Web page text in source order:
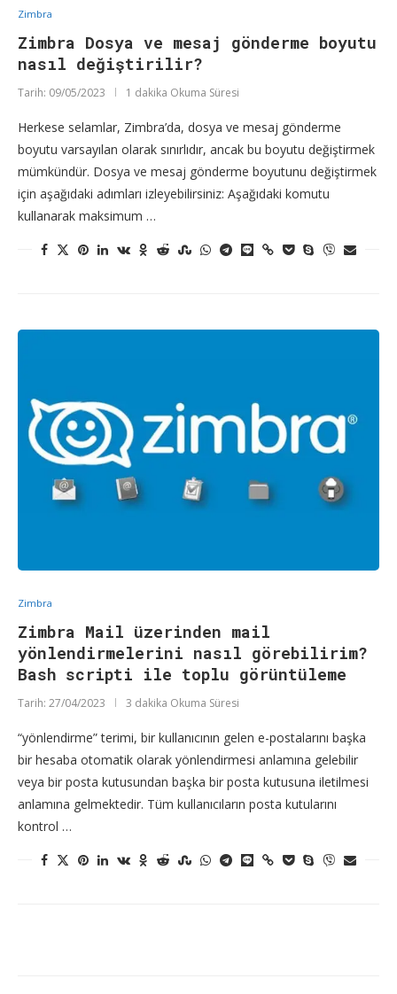
Zimbra
Zimbra Dosya ve mesaj gönderme boyutu
nasıl değiştirilir?
Tarih: 09/05/2023 1 dakika Okuma Süresi
Herkese selamlar, Zimbra’da, dosya ve mesaj gönderme
boyutu varsayılan olarak sınırlıdır, ancak bu boyutu değiştirmek
mümkündür. Dosya ve mesaj gönderme boyutunu değiştirmek
için aşağıdaki adımları izleyebilirsiniz: Aşağıdaki komutu
kullanarak maksimum …
Zimbra
Zimbra Mail üzerinden mail
yönlendirmelerini nasıl görebilirim?
Bash scripti ile toplu görüntüleme
Tarih: 27/04/2023 3 dakika Okuma Süresi
“yönlendirme” terimi, bir kullanıcının gelen e-postalarını başka
bir hesaba otomatik olarak yönlendirmesi anlamına gelebilir
veya bir posta kutusundan başka bir posta kutusuna iletilmesi
anlamına gelmektedir. Tüm kullanıcıların posta kutularını
kontrol …